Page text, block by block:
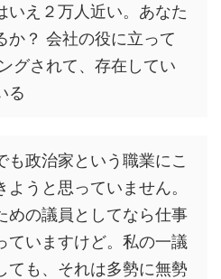
いえ２万人近い。あなた
か？ 会社の役に立って
グされて、存在してい
る
政治家という職業にこ
うと思っていません。
めの議員としてなら仕事
ていますけど。私の一議
ても、それは多勢に無勢